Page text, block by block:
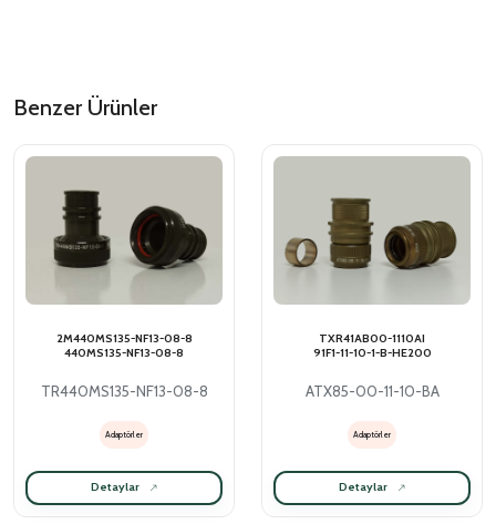
Benzer Ürünler
2M440MS135-NF13-08-8
440MS135-NF13-08-8
TR440MS135-NF13-08-8
Adaptörler
Detaylar
TXR41AB00-1110AI
91F1-11-10-1-B-HE200
ATX85-00-11-10-BA
Adaptörler
Detaylar